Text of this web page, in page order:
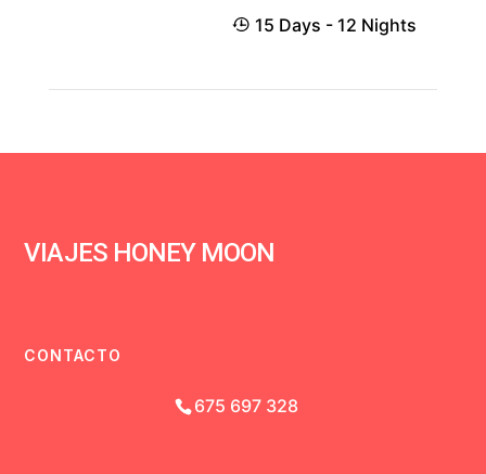
15 Days - 12 Nights
VIAJES HONEY MOON
CONTACTO
675 697 328